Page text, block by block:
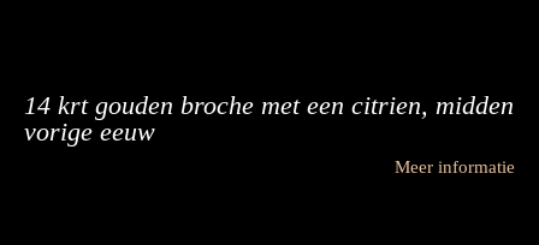
14 krt gouden broche met een citrien, midden
vorige eeuw
Meer informatie